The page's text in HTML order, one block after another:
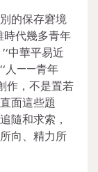
的保存窘境
時代幾多青年
中華平易近
人——青年
作，不是置若
面這些題
隨和求索，
向、精力所